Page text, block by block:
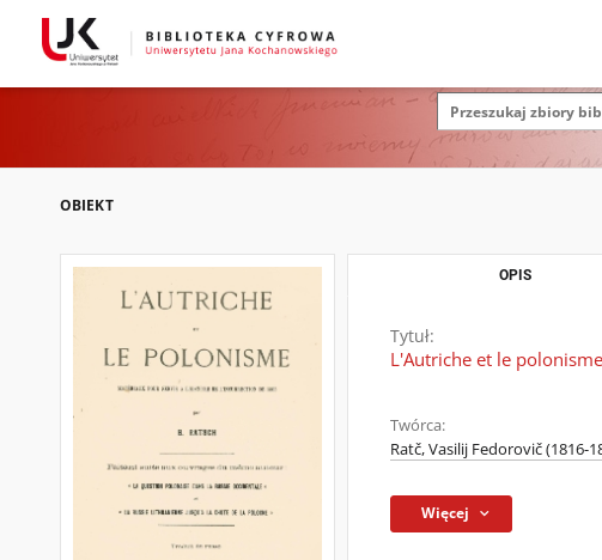
OBIEKT
OPIS
Tytuł:
L'Autriche et le
Twórca:
Ratč, Vasilij Fedorovič (1816-
Więcej